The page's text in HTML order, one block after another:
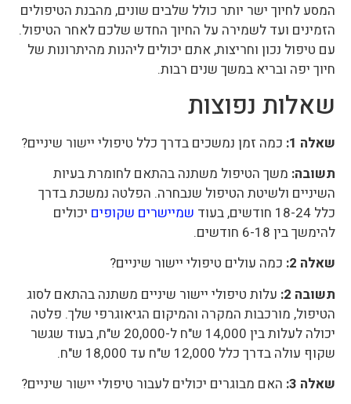
המסע לחיוך ישר יותר כולל שלבים שונים, מהבנת הטיפולים
הזמינים ועד לשמירה על החיוך החדש שלכם לאחר הטיפול.
עם טיפול נכון וחריצות, אתם יכולים ליהנות מהיתרונות של
חיוך יפה ובריא במשך שנים רבות.
שאלות נפוצות
שאלה 1:
כמה זמן נמשכים בדרך כלל טיפולי יישור שיניים?
תשובה: משך הטיפול משתנה בהתאם לחומרת בעיות
השיניים ולשיטת הטיפול שנבחרה. הפלטה נמשכת בדרך
כלל 18-24 חודשים, בעוד
שמיישרים שקופים יכולים
להימשך בין 6-18 חודשים.
שאלה 2:
כמה עולים טיפולי יישור שיניים?
תשובה 2:
עלות טיפולי יישור שיניים משתנה בהתאם לסוג
הטיפול, מורכבות המקרה והמיקום הגיאוגרפי שלך. פלטה
יכולה לעלות בין 14,000 ש"ח ל-20,000 ש"ח, בעוד שגשר
שקוף עולה בדרך כלל 12,000 ש"ח עד 18,000 ש"ח.
שאלה 3:
האם מבוגרים יכולים לעבור טיפולי יישור שיניים?